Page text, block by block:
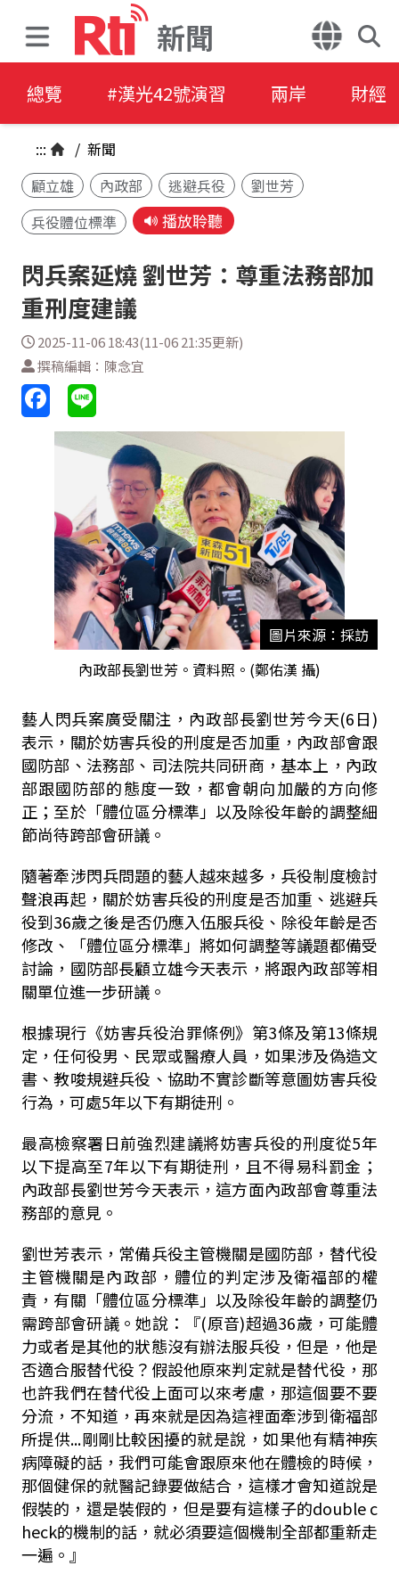
新聞
總覽 #漢光42號演習 兩岸 財經
::: / 新聞
顧立雄
內政部 逃避兵役
劉世芳
兵役體位標準
播放聆聽
閃兵案延燒 劉世芳：尊重法務部加
重刑度建議
2025-11-06 18:43(11-06 21:35更新)
撰稿編輯：陳念宜
圖片來源：採訪
內政部長劉世芳。資料照。(鄭佑漢 攝)
藝人閃兵案廣受關注，內政部長劉世芳今天(6日)
表示，關於妨害兵役的刑度是否加重，內政部會跟
國防部、法務部、司法院共同研商，基本上，內政
部跟國防部的態度一致，都會朝向加嚴的方向修
正；至於「體位區分標準」以及除役年齡的調整細
節尚待跨部會研議。
隨著牽涉閃兵問題的藝人越來越多，兵役制度檢討
聲浪再起，關於妨害兵役的刑度是否加重、逃避兵
役到36歲之後是否仍應入伍服兵役、除役年齡是否
修改、「體位區分標準」將如何調整等議題都備受
討論，國防部長顧立雄今天表示，將跟內政部等相
關單位進一步研議。
根據現行《妨害兵役治罪條例》第3條及第13條規
定，任何役男、民眾或醫療人員，如果涉及偽造文
書、教唆規避兵役、協助不實診斷等意圖妨害兵役
行為，可處5年以下有期徒刑。
最高檢察署日前強烈建議將妨害兵役的刑度從5年
以下提高至7年以下有期徒刑，且不得易科罰金；
內政部長劉世芳今天表示，這方面內政部會尊重法
務部的意見。
劉世芳表示，常備兵役主管機關是國防部，替代役
主管機關是內政部，體位的判定涉及衛福部的權
責，有關「體位區分標準」以及除役年齡的調整仍
需跨部會研議。她說：『(原音)超過36歲，可能體
力或者是其他的狀態沒有辦法服兵役，但是，他是
否適合服替代役？假設他原來判定就是替代役，那
也許我們在替代役上面可以來考慮，那這個要不要
分流，不知道，再來就是因為這裡面牽涉到衛福部
所提供...剛剛比較困擾的就是說，如果他有精神疾
病障礙的話，我們可能會跟原來他在體檢的時候，
那個健保的就醫記錄要做結合，這樣才會知道說是
假裝的，還是裝假的，但是要有這樣子的double c
heck的機制的話，就必須要這個機制全部都重新走
一遍。』